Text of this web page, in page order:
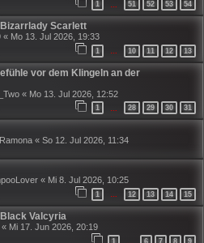
1 51 52 53 54
Scarlett
« Mo 13. Jul 2026, 19:33
1 … 10 11 12 13
vor dem Klingeln an der
« Mo 13. Jul 2026, 12:52
1 28 29 30 31
« So 12. Jul 2026, 11:34
« Mi 8. Jul 2026, 10:25
1 … 12 13 14 15
Valcyria
« Mi 17. Jun 2026, 20:19
1 6 7 8 9